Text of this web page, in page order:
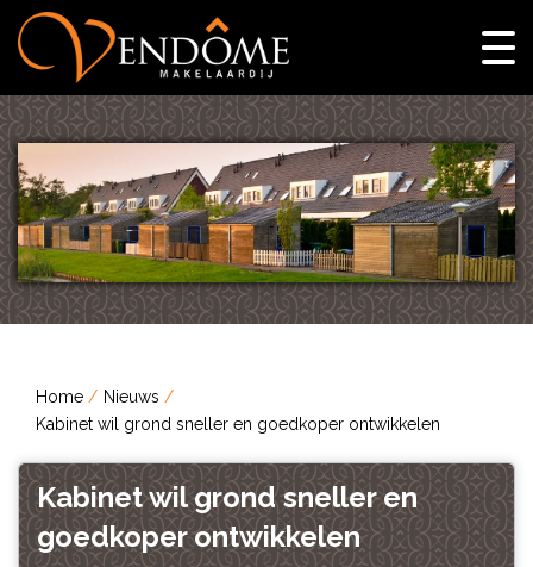
Home
Nieuws
Kabinet wil grond sneller en goedkoper ontwikkelen
Kabinet wil grond sneller en
goedkoper ontwikkelen